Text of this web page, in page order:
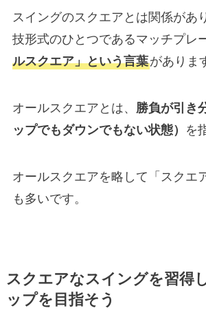
スイングのスクエアとは関係があ
技形式のひとつであるマッチプレ
ルスクエア」という言葉がありま
オールスクエアとは、 勝負が引き
ップでもダウンでもない状態）
を
オールスクエアを略して「スクエ
も多いです。
スクエアなスイングを習得
ップを目指そう